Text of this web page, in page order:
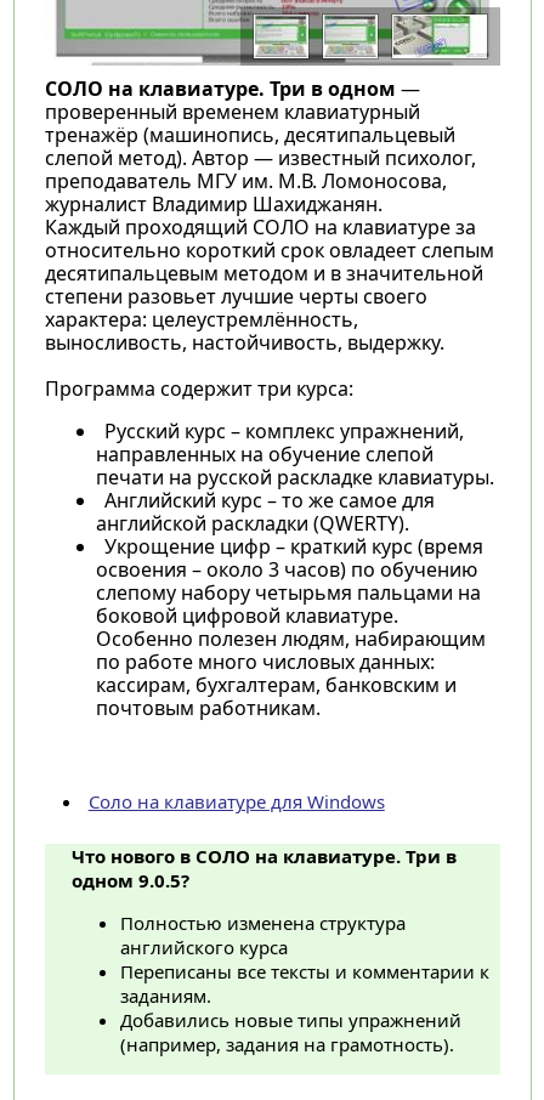
СОЛО на клавиатуре. Три в одном —
проверенный временем клавиатурный
тренажёр (машинопись, десятипальцевый
слепой метод). Автор — известный психолог,
преподаватель МГУ им. М.В. Ломоносова,
журналист Владимир Шахиджанян.
Каждый проходящий СОЛО на клавиатуре за
относительно короткий срок овладеет слепым
десятипальцевым методом и в значительной
степени разовьет лучшие черты своего
характера: целеустремлённость,
выносливость, настойчивость, выдержку.
Программа содержит три курса:
Русский курс – комплекс упражнений,
направленных на обучение слепой
печати на русской раскладке клавиатуры.
Английский курс – то же самое для
английской раскладки (QWERTY).
Укрощение цифр – краткий курс (время
освоения – около 3 часов) по обучению
слепому набору четырьмя пальцами на
боковой цифровой клавиатуре.
Особенно полезен людям, набирающим
по работе много числовых данных:
кассирам, бухгалтерам, банковским и
почтовым работникам.
Соло на клавиатуре для Windows
Что нового в СОЛО на клавиатуре. Три в
одном 9.0.5?
Полностью изменена структура
английского курса
Переписаны все тексты и комментарии к
заданиям.
Добавились новые типы упражнений
(например, задания на грамотность).